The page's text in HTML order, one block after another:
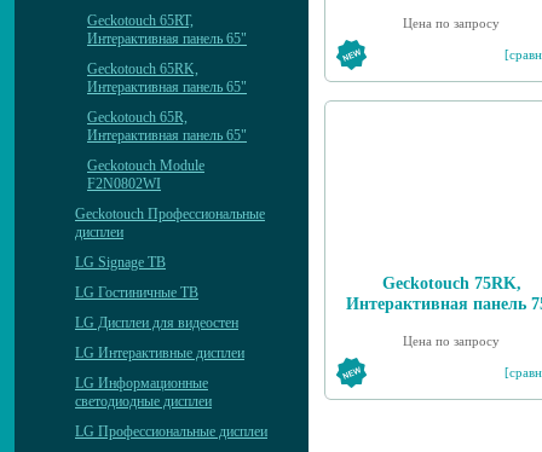
Geckotouch 65RT,
Интерактивная панель 65"
Geckotouch 65RK,
Интерактивная панель 65"
Geckotouch 65R,
Интерактивная панель 65"
Geckotouch Module
F2N0802WI
Geckotouch Профессиональные
дисплеи
LG Signage ТВ
LG Гостиничные ТВ
LG Дисплеи для видеостен
LG Интерактивные дисплеи
LG Информационные
светодиодные дисплеи
LG Профессиональные дисплеи
Цена по запросу
Geckotouch 75RK,
Интерактивная панель
Цена по запросу